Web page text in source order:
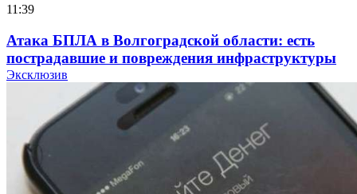
11:39
Атака БПЛА в Волгоградской области: есть
пострадавшие и повреждения инфраструктуры
Волгоградские вузы в топе зарплатного
рейтинга: ВолгГТУ и ВолгГМУ вошли в топ‑15
для химической отрасли и фармацевтики
18:39
Эксклюзив